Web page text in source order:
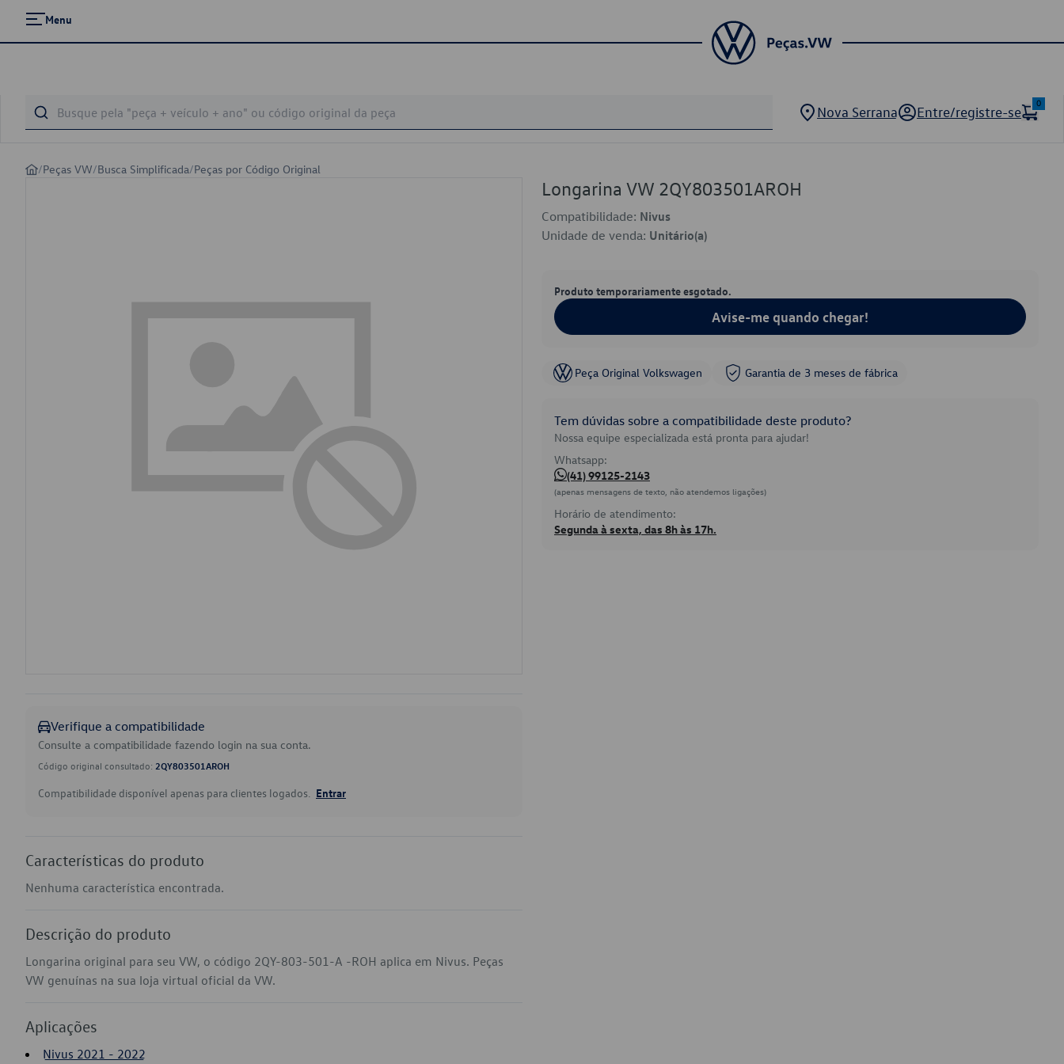
Menu
Nova Serrana Entre/registre-se
0
/Peças VW/Busca Simplificada/Peças por Código Original
Verifique a compatibilidade
Consulte a compatibilidade fazendo login na sua conta.
Código original consultado: 2QY803501AROH
Compatibilidade disponível apenas para clientes logados. Entrar
Características do produto
Nenhuma característica encontrada.
Descrição do produto
Longarina original para seu VW, o código 2QY-803-501-A -ROH aplica em Nivus. Peças
VW genuínas na sua loja virtual oficial da VW.
Aplicações
Nivus 2021 - 2022
Longarina VW 2QY803501AROH
Compatibilidade: Nivus
Unidade de venda: Unitário(a)
Produto temporariamente esgotado.
Avise-me quando chegar!
Peça Original Volkswagen Garantia de 3 meses de fábrica
Tem dúvidas sobre a compatibilidade deste produto?
Nossa equipe especializada está pronta para ajudar!
Whatsapp:
(41) 99125-2143
(apenas mensagens de texto, não atendemos ligações)
Horário de atendimento:
Segunda à sexta, das 8h às 17h.